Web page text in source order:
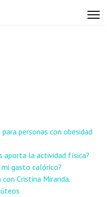
personas con obesidad
aporta la actividad física?
gasto calórico?
Cristina Miranda.